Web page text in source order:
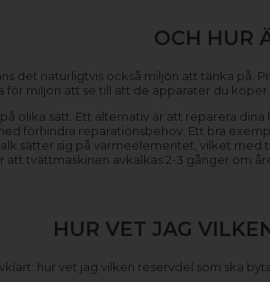
OCH HUR
det naturligtvis också miljön att tänka på.
för miljön att se till att de apparater du köper
olika sätt. Ett alternativ är att reparera
förhindra reparationsbehov. Ett bra
sätter sig på värmeelementet, vilket
tvättmaskinen avkalkas 2-3 gånger om
HUR VET JAG
hur vet jag vilken reservdel som ska